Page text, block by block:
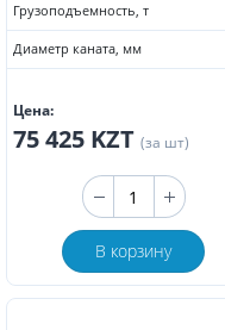
Грузоподъемность, т
Диаметр каната, мм
Цена:
75 425 KZT (за шт)
В корзину